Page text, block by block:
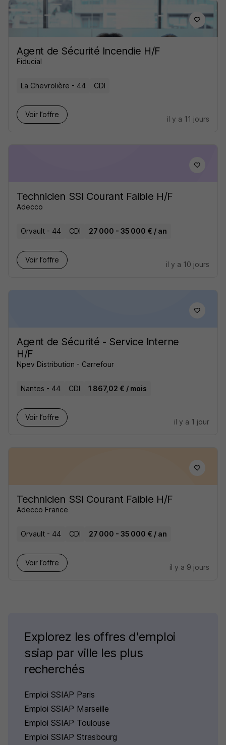
Agent de Sécurité Incendie H/F
Fiducial
La Chevrolière - 44 CDI
Voir l’offre
il y a 11 jours
Technicien SSI Courant Faible H/F
Adecco
Orvault - 44 CDI 27 000 - 35 000 € / an
Voir l’offre
il y a 10 jours
Agent de Sécurité - Service Interne
H/F
Npev Distribution - Carrefour
Nantes - 44 CDI 1 867,02 € / mois
Voir l’offre
il y a 1 jour
Technicien SSI Courant Faible H/F
Adecco France
Orvault - 44 CDI 27 000 - 35 000 € / an
Voir l’offre
il y a 9 jours
Explorez les offres d'emploi
ssiap par ville les plus
recherchés
Emploi SSIAP Paris
Emploi SSIAP Marseille
Emploi SSIAP Toulouse
Emploi SSIAP Strasbourg